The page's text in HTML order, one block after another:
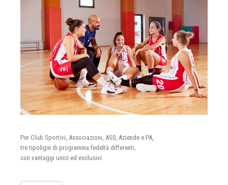
Per Club Sportivi, Associazioni, ASD, Aziende e PA,
tre tipoligie di programma fedeltà differenti,
con vantaggi unici ed esclusivi.